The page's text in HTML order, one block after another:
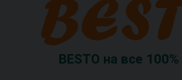
BESTO на все 100%